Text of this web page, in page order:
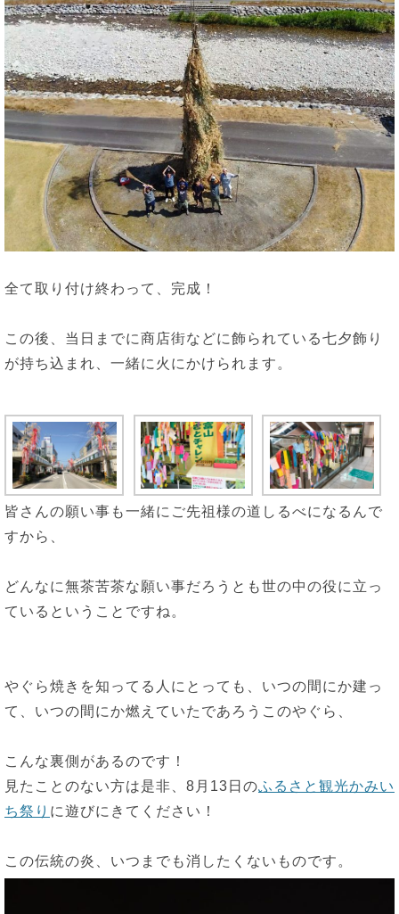
全て取り付け終わって、完成！
この後、当日までに商店街などに飾られている七夕飾り
が持ち込まれ、一緒に火にかけられます。
皆さんの願い事も一緒にご先祖様の道しるべになるんで
すから、
どんなに無茶苦茶な願い事だろうとも世の中の役に立っ
ているということですね。
やぐら焼きを知ってる人にとっても、いつの間にか建っ
て、いつの間にか燃えていたであろうこのやぐら、
こんな裏側があるのです！
見たことのない方は是非、8月13日のふるさと観光かみい
ち祭り に遊びにきてください！
この伝統の炎、いつまでも消したくないものです。